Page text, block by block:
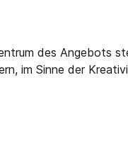
des Angebots
im Sinne der